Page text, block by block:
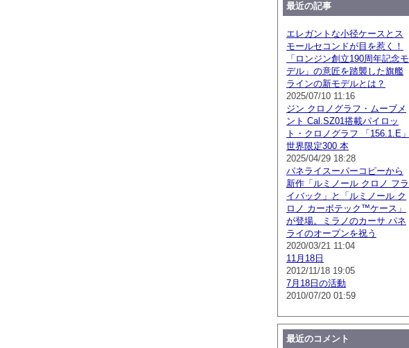
最近の記事
エレガントな小径ケースとス
モールセコンドが目を惹く！
「ロンジン創立190周年記念モ
デル」の意匠を踏襲した旗艦
ラインの新モデルとは？
2025/07/10 11:16
ジン クロノグラフ・ムーブメ
ント Cal.SZ01搭載パイロッ
ト・クロノグラフ 「156.1.E」
世界限定300 本
2025/04/29 18:28
パネライスーパーコピーから
新作「ルミノール クロノ フラ
イバック」と「ルミノール ク
ロノ カーボテック™ケース」
が登場。ミラノのカーサ パネ
ライのオープンを祝う
2020/03/21 11:04
11月18日
2012/11/18 19:05
7月18日の活動
2010/07/20 01:59
最近のコメント